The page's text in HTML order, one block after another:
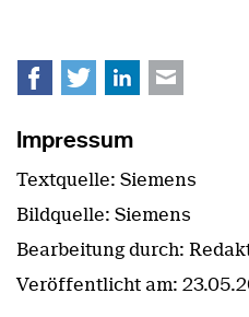
Facebook
TwitterLinkedIn
E-mail
Impressum
Textquelle: Siemens
Bildquelle: Siemens
Bearbeitung durch:
Veröffentlicht am: